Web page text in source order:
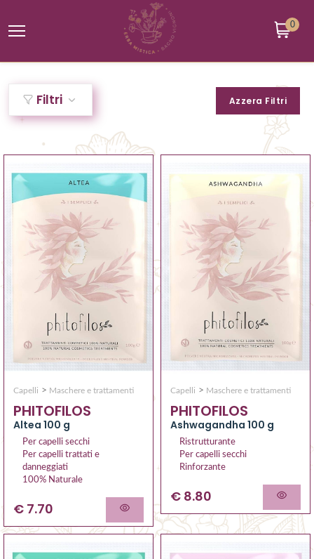
0
Filtri Azzera Filtri
Capelli > Maschere e trattamenti
PHITOFILOS
Altea 100 g
Per capelli secchi
Per capelli trattati e
danneggiati
100% Naturale
€ 7.70
Capelli > Maschere e trattamenti
PHITOFILOS
Ashwagandha 100 g
Ristrutturante
Per capelli secchi
Rinforzante
€ 8.80